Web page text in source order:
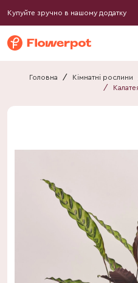
Купуйте зручно в нашому додатку
Головна / Кімнатні рослини
/